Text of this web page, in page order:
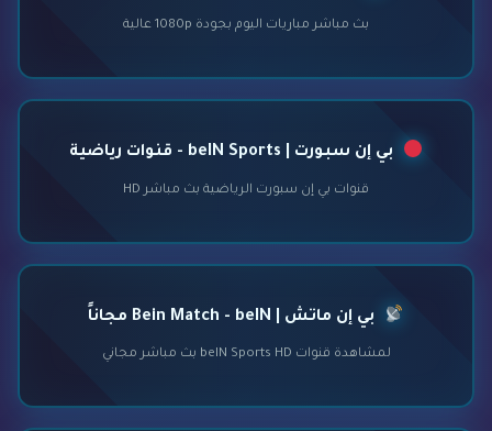
بث مباشر مباريات اليوم بجودة 1080p عالية
بي إن سبورت | beIN Sports - قنوات رياضية
قنوات بي إن سبورت الرياضية بث مباشر HD
بي إن ماتش | Bein Match - beIN مجاناً
لمشاهدة قنوات beIN Sports HD بث مباشر مجاني